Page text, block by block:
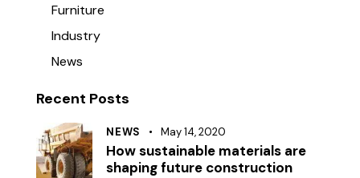
Furniture
Industry
News
Recent Posts
NEWS May 14, 2020
How sustainable materials are
shaping future construction